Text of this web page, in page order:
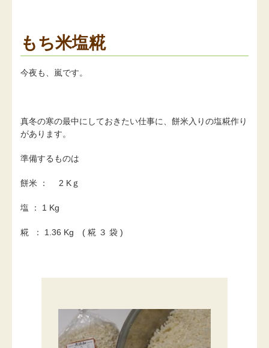
もち米塩糀
今夜も、嵐です。
真冬の寒の最中にしておきたい仕事に、餅米入りの塩糀作り
があります。
準備するものは
餅米 ： 2 Kｇ
塩 ： 1 Kg
糀 ： 1.36 Kg ( 糀 ３ 袋 )